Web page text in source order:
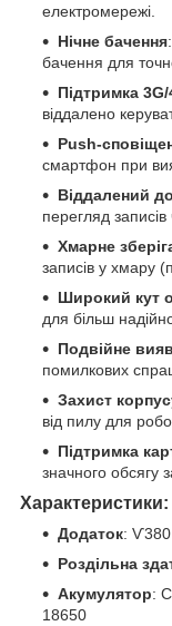
електромережі.
Нічне бачення
бачення для
Підтримка 3G/
віддалено
Push-
смартфон при
Віддалений
перегляд
Хмарне
записів у хмару
Широкий кут
для більш
Подвійне
помилкових
Захист
від пилу для
Підтримка
значного обсягу
Характеристики:
Додаток: Ѵ380
Роздільна
Акумулятор:
18650